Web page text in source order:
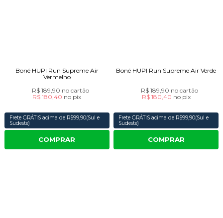
Boné HUPI Run Supreme Air
Vermelho
R$ 189,90 no cartão
R$ 180,40 no pix
Frete GRÁTIS acima de R$99,90(Sul e
Sudeste)
COMPRAR
Boné HUPI Run Supreme Air Verde
R$ 189,90 no cartão
R$ 180,40 no pix
Frete GRÁTIS acima de R$99,90(Sul e
Sudeste)
COMPRAR